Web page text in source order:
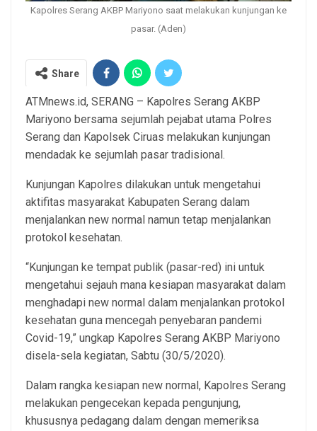
Kapolres Serang AKBP Mariyono saat melakukan kunjungan ke
pasar. (Aden)
Share
ATMnews.id, SERANG – Kapolres Serang AKBP
Mariyono bersama sejumlah pejabat utama Polres
Serang dan Kapolsek Ciruas melakukan kunjungan
mendadak ke sejumlah pasar tradisional.
Kunjungan Kapolres dilakukan untuk mengetahui
aktifitas masyarakat Kabupaten Serang dalam
menjalankan new normal namun tetap menjalankan
protokol kesehatan.
“Kunjungan ke tempat publik (pasar-red) ini untuk
mengetahui sejauh mana kesiapan masyarakat dalam
menghadapi new normal dalam menjalankan protokol
kesehatan guna mencegah penyebaran pandemi
Covid-19,” ungkap Kapolres Serang AKBP Mariyono
disela-sela kegiatan, Sabtu (30/5/2020).
Dalam rangka kesiapan new normal, Kapolres Serang
melakukan pengecekan kepada pengunjung,
khususnya pedagang dalam dengan memeriksa